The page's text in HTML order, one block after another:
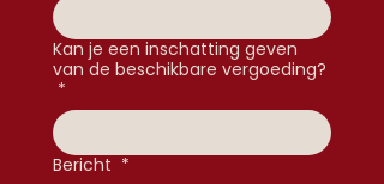
Kan je een inschatting geven
van de beschikbare vergoeding?
*
Bericht *